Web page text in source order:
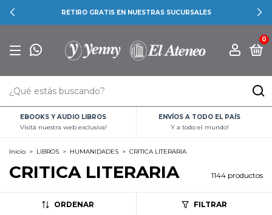
RETIRO GRATIS EN NUESTRAS SUCURSALES
0
EBOOKS Y AUDIO LIBROS
Visitá nuestra web exclusiva!
ENVÍOS A TODO EL PAÍS
Y a todo el mundo!
Inicio > LIBROS > HUMANIDADES > CRITICA LITERARIA
CRITICA LITERARIA 1144 productos
ORDENAR FILTRAR